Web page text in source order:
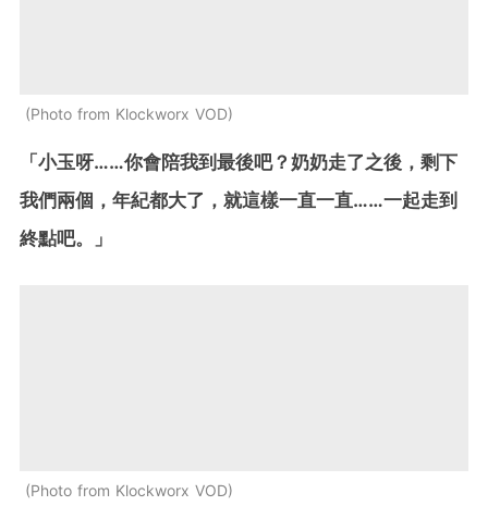
Photo from Klockworx VOD
「小玉呀……你會陪我到最後吧？奶奶走了之後，剩下
我們兩個，年紀都大了，就這樣一直一直……一起走到
終點吧。」
Photo from Klockworx VOD